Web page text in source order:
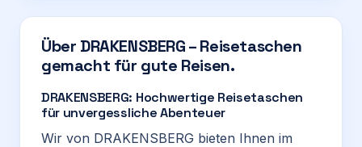
Über DRAKENSBERG – Reisetaschen
gemacht für gute Reisen.
DRAKENSBERG: Hochwertige Reisetaschen
für unvergessliche Abenteuer
Wir von DRAKENSBERG bieten Ihnen im